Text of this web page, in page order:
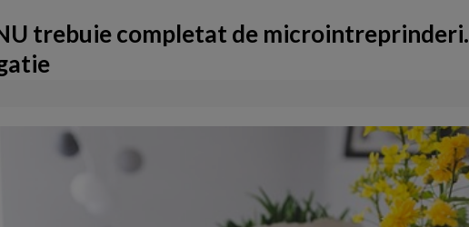
trebuie completat de microintreprinderi.